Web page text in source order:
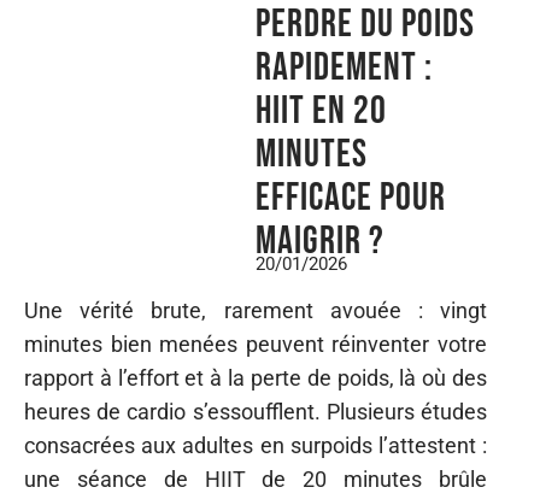
Perdre du poids
rapidement :
HIIT en 20
minutes
efficace pour
maigrir ?
20/01/2026
Une vérité brute, rarement avouée : vingt
minutes bien menées peuvent réinventer votre
rapport à l’effort et à la perte de poids, là où des
heures de cardio s’essoufflent. Plusieurs études
consacrées aux adultes en surpoids l’attestent :
une séance de HIIT de 20 minutes brûle